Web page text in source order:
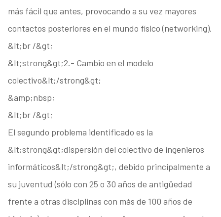
más fácil que antes, provocando a su vez mayores
contactos posteriores en el mundo físico (networking).
&lt;br /&gt;
&lt;strong&gt;2.- Cambio en el modelo
colectivo&lt;/strong&gt;
&amp;nbsp;
&lt;br /&gt;
El segundo problema identificado es la
&lt;strong&gt;dispersión del colectivo de ingenieros
informáticos&lt;/strong&gt;, debido principalmente a
su juventud (sólo con 25 o 30 años de antigüedad
frente a otras disciplinas con más de 100 años de